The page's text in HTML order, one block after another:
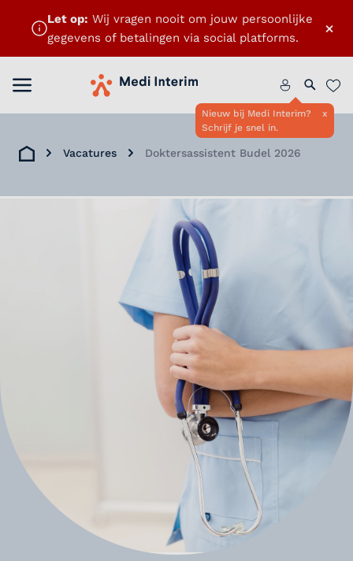
×
Let op: Wij vragen nooit om jouw persoonlijke
gegevens of betalingen via social platforms.
Menu openenHome
Nieuw bij Medi Interim?
Schrijf je snel in.
x
Zoeken
Home
Vacatures Doktersassistent Budel 2026